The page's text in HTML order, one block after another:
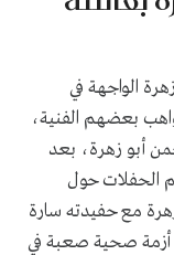
الواجهة في
بعضهم الفنية،
أبو زهرة، بعد
الحفلات حول
زهرة مع حفيدته سارة
أزمة صحية صعبة في